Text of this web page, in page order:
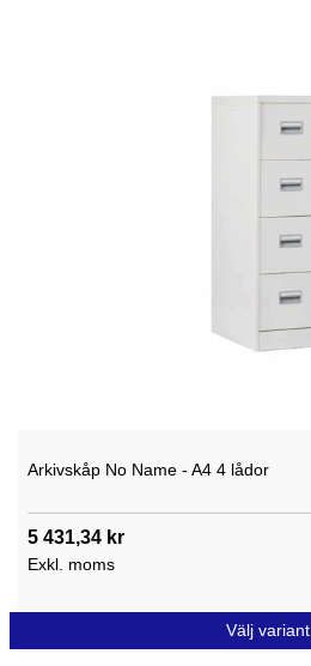
Arkivskåp No Name - A4 4 lådor
5 431,34 kr
Exkl. moms
Välj variant